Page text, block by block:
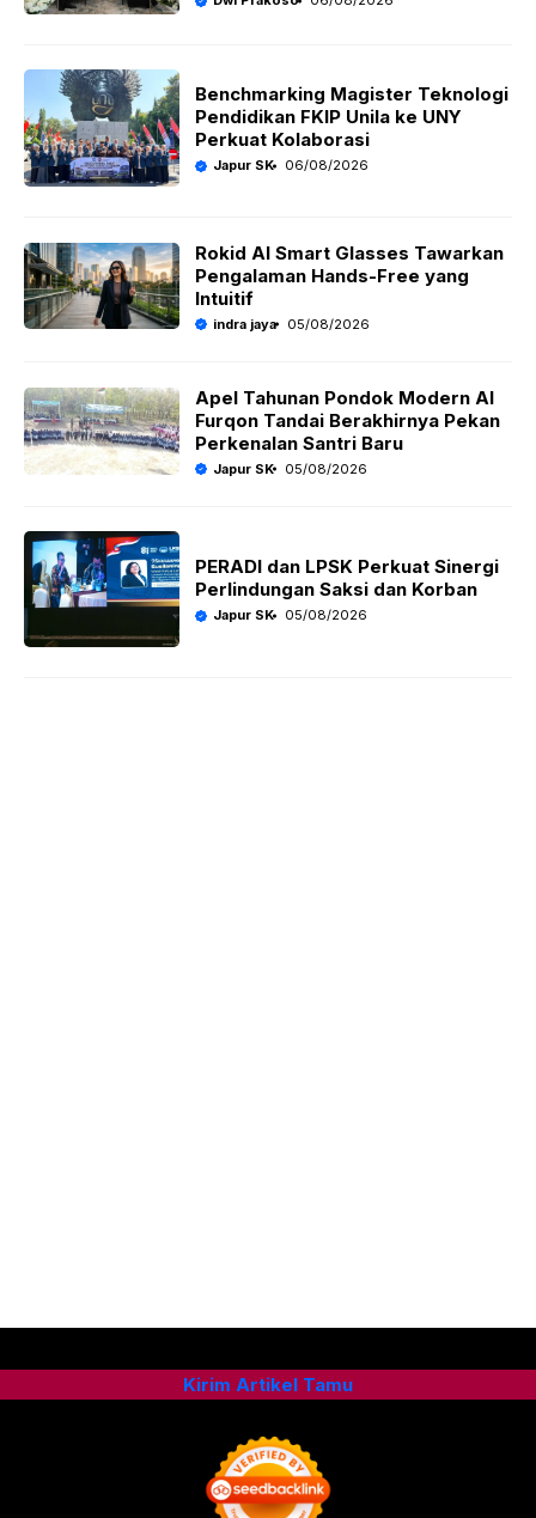
Benchmarking Magister Teknologi
Pendidikan FKIP Unila ke UNY
Perkuat Kolaborasi
Japur SK 06/08/2026
Rokid AI Smart Glasses Tawarkan
Pengalaman Hands-Free yang
Intuitif
indra jaya 05/08/2026
Apel Tahunan Pondok Modern Al
Furqon Tandai Berakhirnya Pekan
Perkenalan Santri Baru
Japur SK 05/08/2026
PERADI dan LPSK Perkuat Sinergi
Perlindungan Saksi dan Korban
Japur SK 05/08/2026
Kirim Artikel Tamu